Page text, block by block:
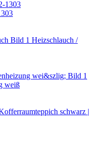
Heizschlauch /
weiß
schwarz |